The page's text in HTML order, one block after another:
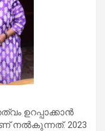
ഉറപ്പാക്കാന്‍
നല്‍കുന്നത്. 2023